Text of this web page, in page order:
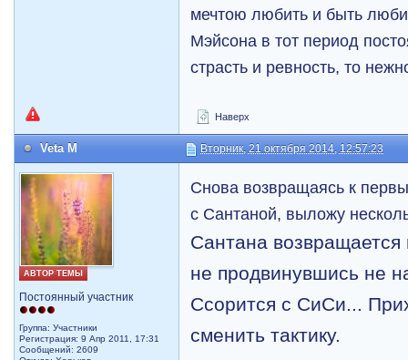
мечтою любить и быть
Мэйсона в тот период
страсть и ревность, то
Наверх
Veta M Вторник, 21 октября 2014, 12:57:23
АВТОР ТЕМЫ
Постоянный участник
Группа: Участники
Регистрация: 9 Апр 2011, 17:31
Сообщений: 2609
Снова возвращаясь к
с Сантаной, выложу
Сантана возвращается
не продвинувшись не
Ссорится с СиСи...
сменить тактику.